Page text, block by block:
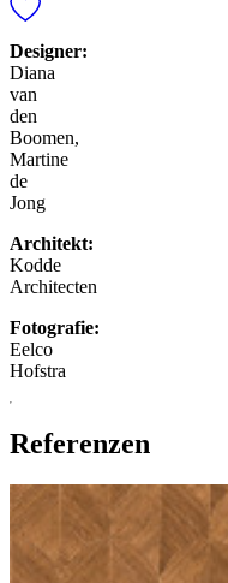
Designer:
Diana
van
den
Boomen,
Martine
de
Jong
Architekt:
Kodde
Architecten
Fotografie:
Eelco
Hofstra
Referenzen